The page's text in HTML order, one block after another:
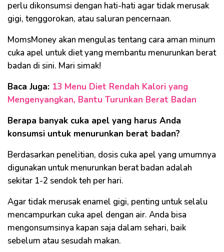
perlu dikonsumsi dengan hati-hati agar tidak merusak
gigi, tenggorokan, atau saluran pencernaan.
MomsMoney akan mengulas tentang cara aman minum
cuka apel untuk diet yang membantu menurunkan berat
badan di sini. Mari simak!
Baca Juga: 13 Menu Diet Rendah Kalori yang
Mengenyangkan, Bantu Turunkan Berat Badan
Berapa banyak cuka apel yang harus Anda
konsumsi untuk menurunkan berat badan?
Berdasarkan penelitian, dosis cuka apel yang umumnya
digunakan untuk menurunkan berat badan adalah
sekitar 1-2 sendok teh per hari.
Agar tidak merusak enamel gigi, penting untuk selalu
mencampurkan cuka apel dengan air. Anda bisa
mengonsumsinya kapan saja dalam sehari, baik
sebelum atau sesudah makan.